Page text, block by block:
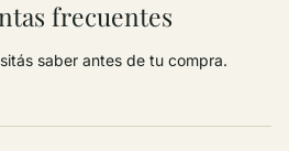
frecuentes
saber antes de tu compra.